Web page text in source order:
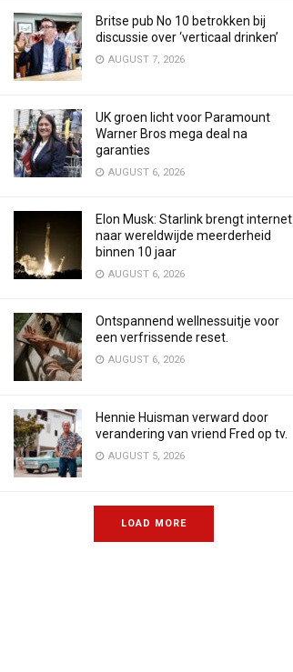
Britse pub No 10 betrokken bij
discussie over ‘verticaal drinken’
AUGUST 7, 2026
UK groen licht voor Paramount
Warner Bros mega deal na
garanties
AUGUST 6, 2026
Elon Musk: Starlink brengt internet
naar wereldwijde meerderheid
binnen 10 jaar
AUGUST 6, 2026
Ontspannend wellnessuitje voor
een verfrissende reset.
AUGUST 6, 2026
Hennie Huisman verward door
verandering van vriend Fred op tv.
AUGUST 5, 2026
LOAD MORE